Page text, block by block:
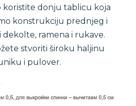
koristite donju tablicu koja
konstrukciju prednjeg i
dekolte, ramena i rukave.
stvoriti široku haljinu
i pulover.